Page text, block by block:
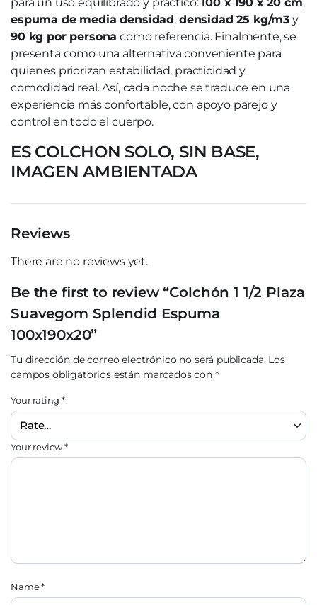
espuma de media densidad, densidad 25 kg/m3 y
90 kg por persona como referencia. Finalmente, se
presenta como una alternativa conveniente para
quienes priorizan estabilidad, practicidad y
comodidad real. Así, cada noche se traduce en una
experiencia más confortable, con apoyo parejo y
control en todo el cuerpo.
ES COLCHON SOLO, SIN BASE,
IMAGEN AMBIENTADA
Reviews
There are no reviews yet.
Be the first to review “Colchón 1 1/2 Plaza
Suavegom Splendid Espuma
100x190x20”
Tu dirección de correo electrónico no será publicada. Los
campos obligatorios están marcados con *
Your rating*
Your review*
Name*